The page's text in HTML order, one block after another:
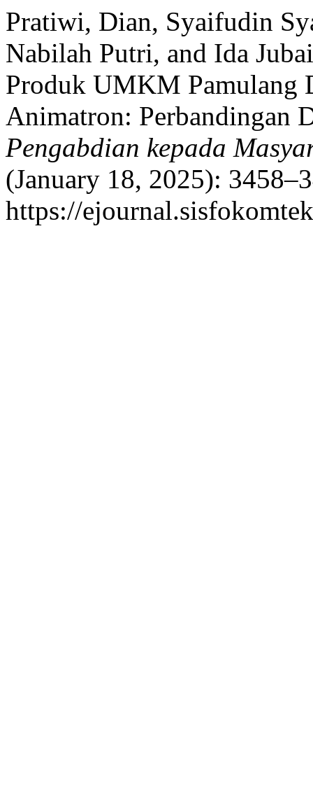
Pratiwi, Dian, Syaifudin
Nabilah Putri, and Ida
Produk UMKM Pamulang
Animatron: Perbandingan
Pengabdian kepada
(January 18, 2025):
https://